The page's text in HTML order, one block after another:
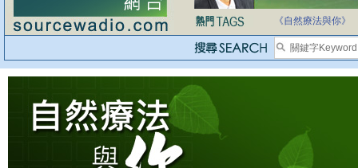
《自然療法與你》